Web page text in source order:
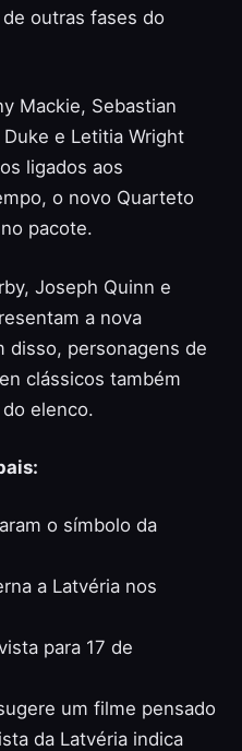
outras fases do
Mackie, Sebastian
e Letitia Wright
ligados aos
o novo Quarteto
pacote.
Joseph Quinn e
a nova
disso, personagens de
clássicos também
elenco.
o símbolo da
a Latvéria nos
para 17 de
um filme pensado
da Latvéria indica